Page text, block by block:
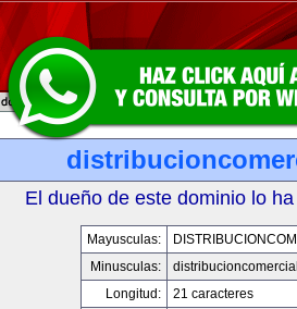
El dueño de este dominio lo
Mayusculas:
Minusculas:
Longitud:
21 caracteres